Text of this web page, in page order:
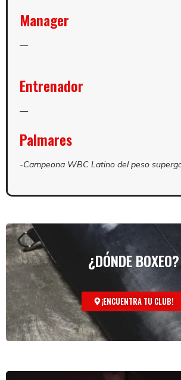
Manager
—
Entrenador
—
Palmares
-Campeona WBC Latino del peso
¿DÓNDE BOXEO?
¡ENCUENTRA TU CLUB!